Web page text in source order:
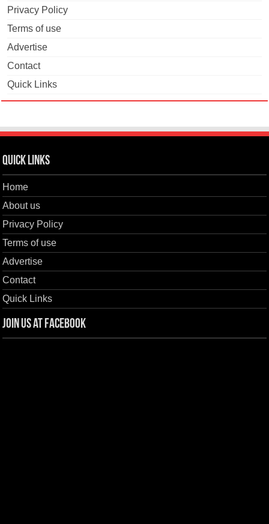
Privacy Policy
Terms of use
Advertise
Contact
Quick Links
Quick Links
Home
About us
Privacy Policy
Terms of use
Advertise
Contact
Quick Links
Join us at Facebook